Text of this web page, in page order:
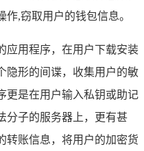
,窃取用户的钱包信息。
应用程序，在用户下载安装
隐形的间谍，收集用户的敏
更是在用户输入私钥或助记
分子的服务器上，更有甚
转账信息，将用户的加密货